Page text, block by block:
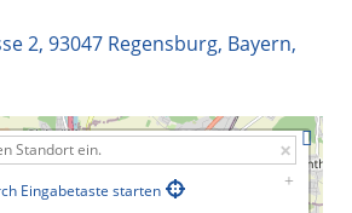
2, 93047 Regensburg, Bayern,
Eingabetaste starten